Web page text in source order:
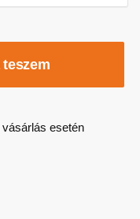
esetén